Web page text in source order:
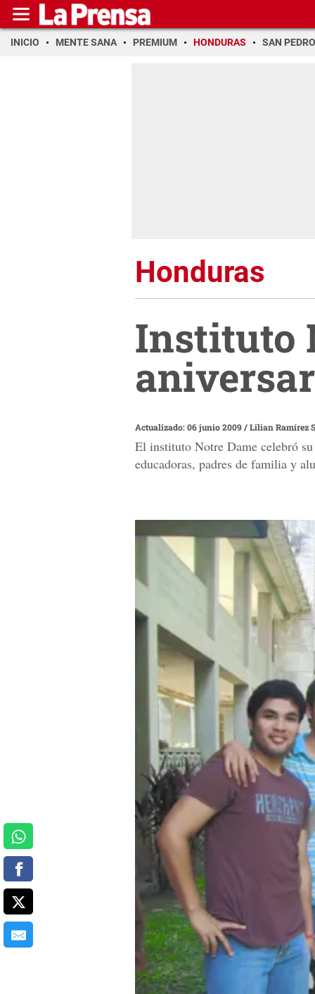
INICIO MENTE SANA PREMIUM HONDURAS SAN PEDRO
Honduras
Instituto
Actualizado: 06 junio 2009/Lilian Ramírez
El instituto Notre Dame celebró
educadoras, padres de familia y